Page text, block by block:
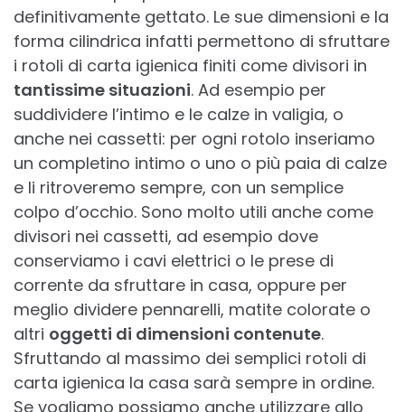
definitivamente gettato. Le sue dimensioni e la
forma cilindrica infatti permettono di sfruttare
i rotoli di carta igienica finiti come divisori in
tantissime situazioni. Ad esempio per
suddividere l’intimo e le calze in valigia, o
anche nei cassetti: per ogni rotolo inseriamo
un completino intimo o uno o più paia di calze
e li ritroveremo sempre, con un semplice
colpo d’occhio. Sono molto utili anche come
divisori nei cassetti, ad esempio dove
conserviamo i cavi elettrici o le prese di
corrente da sfruttare in casa, oppure per
meglio dividere pennarelli, matite colorate o
altri oggetti di dimensioni contenute.
Sfruttando al massimo dei semplici rotoli di
carta igienica la casa sarà sempre in ordine.
Se vogliamo possiamo anche utilizzare allo